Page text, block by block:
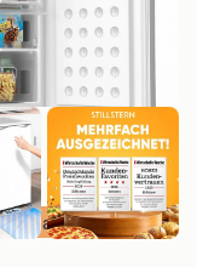
Korting